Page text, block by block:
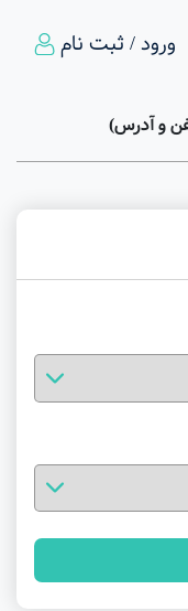
ورود / ثبت نام
و آدرس)